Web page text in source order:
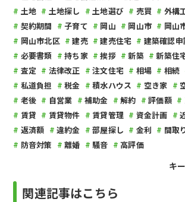
土地
土地探し 土地選び 売買 外構
契約期間
子育て 岡山 岡山市
岡山
岡山市北区
建売 建売住宅 建築確認申
必要書類
持ち家 挨拶 新築 新築住
査定
法律改正 注文住宅 相場 相続
私道負担
税金 積水ハウス 空き家
老後
自営業 補助金 解約 評価額
賃貸
賃貸物件 賃貸管理 資金計画
返済額
違約金 部屋探し 金利 間取
防音対策
離婚 騒音 高評価
キ
関連記事はこちら